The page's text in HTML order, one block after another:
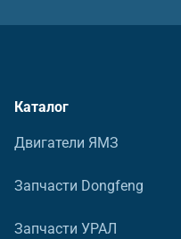
Каталог
Двигатели ЯМЗ
Запчасти Dongfeng
Запчасти УРАЛ